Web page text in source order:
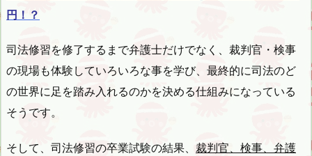
円！？
司法修習を修了するまで弁護士だけでなく、裁判官・検事
の現場も体験していろいろな事を学び、最終的に司法のど
の世界に足を踏み入れるのかを決める仕組みになっている
そうです。
そして、司法修習の卒業試験の結果、 裁判官、検事、弁護